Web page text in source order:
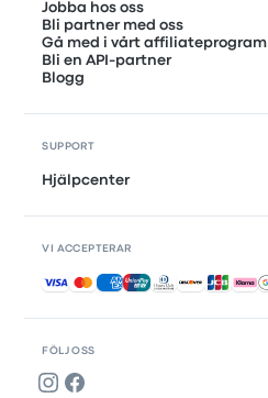
FÖLJ OSS
Jobba hos oss
Bli partner med oss
Gå med i vårt affiliateprogram
Bli en API-partner
Blogg
SUPPORT
Hjälpcenter
VI ACCEPTERAR
Accepterade betalningar